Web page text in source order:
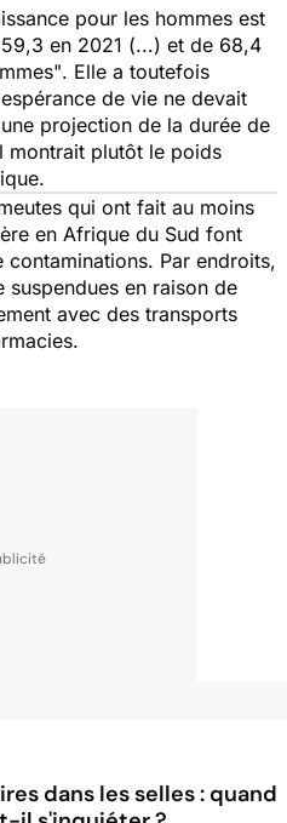
pour les hommes est
en 2021 (...) et de 68,4
. Elle a toutefois
de vie ne devait
projection de la durée de
montrait plutôt le poids
qui ont fait au moins
en Afrique du Sud font
Par endroits,
en raison de
avec des transports
dans les selles : quand